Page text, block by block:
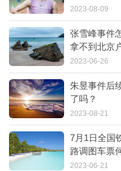
2023-08-09
张雪峰事件
拿不到北京
2023-06-26
朱昱事件后
了吗？
2023-08-21
7月1日全国
路调图车票
2023-06-21